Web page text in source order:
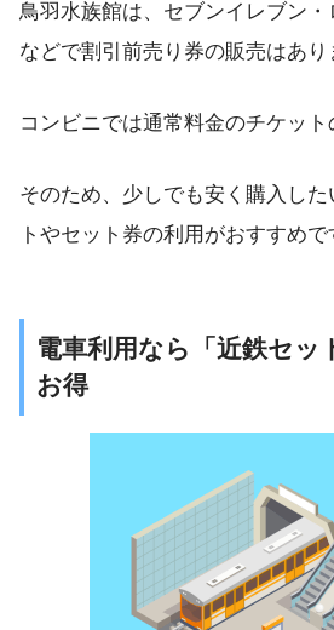
鳥羽水族館は、セブンイレブン
などで割引前売り券の販売はあり
コンビニでは通常料金のチケット
そのため、少しでも安く購入した
トやセット券の利用がおすすめで
電車利用なら「近鉄セッ
お得